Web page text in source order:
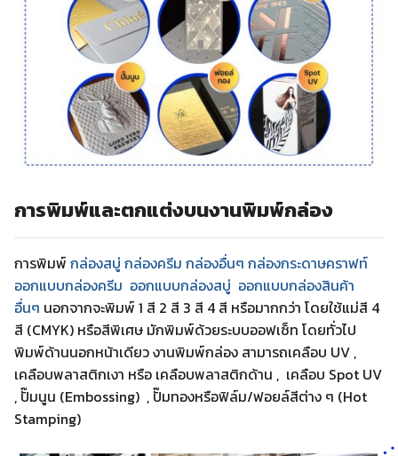
การพิมพ์และตกแต่งบนงานพิมพ์กล่อง
การพิมพ์ กล่องสบู่ กล่องครีม กล่องอื่นๆ กล่องกระดาษคราฟท์
ออกแบบกล่องครีม ออกแบบกล่องสบู่ ออกแบบกล่องสินค้า
อื่นๆ นอกจากจะพิมพ์ 1 สี 2 สี 3 สี 4 สี หรือมากกว่า โดยใช้แม่สี 4
สี (CMYK) หรือสีพิเศษ มักพิมพ์ด้วยระบบออฟเซ็ท โดยทั่วไป
พิมพ์ด้านนอกหน้าเดียว งานพิมพ์กล่อง สามารถเคลือบ UV ,
เคลือบพลาสติกเงา หรือ เคลือบพลาสติกด้าน , เคลือบ Spot UV
, ปั๊มนูน (Embossing) , ปั๊มทองหรือฟิล์ม/ฟอยล์สีต่าง ๆ (Hot
Stamping)